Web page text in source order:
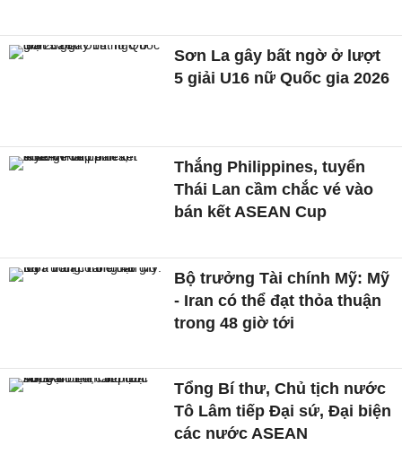
Sơn La gây bất ngờ ở lượt
5 giải U16 nữ Quốc gia 2026
Thắng Philippines, tuyển
Thái Lan cầm chắc vé vào
bán kết ASEAN Cup
Bộ trưởng Tài chính Mỹ: Mỹ
- Iran có thể đạt thỏa thuận
trong 48 giờ tới
Tổng Bí thư, Chủ tịch nước
Tô Lâm tiếp Đại sứ, Đại biện
các nước ASEAN